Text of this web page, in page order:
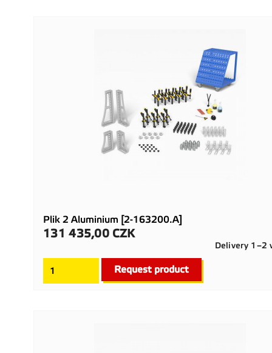
Plik 2 Aluminium [2-163200.A]
Cena
131 435,00 CZK
Delivery 1–2
Request product